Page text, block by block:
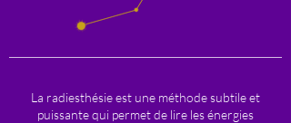
La radiesthésie est une méthode subtile et
puissante qui permet de lire les énergies